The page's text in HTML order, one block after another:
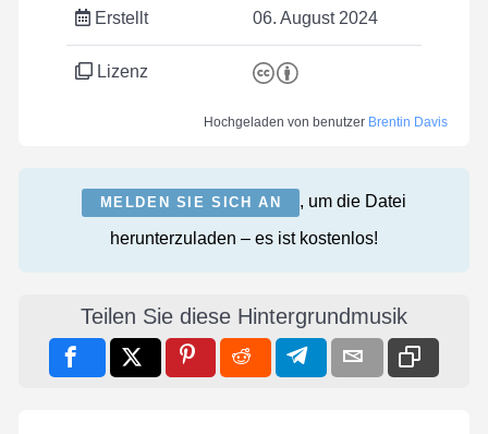
Erstellt 06. August 2024
Lizenz
Hochgeladen von benutzer Brentin Davis
MELDEN SIE SICH AN
, um die Datei
herunterzuladen – es ist kostenlos!
Teilen Sie diese Hintergrundmusik